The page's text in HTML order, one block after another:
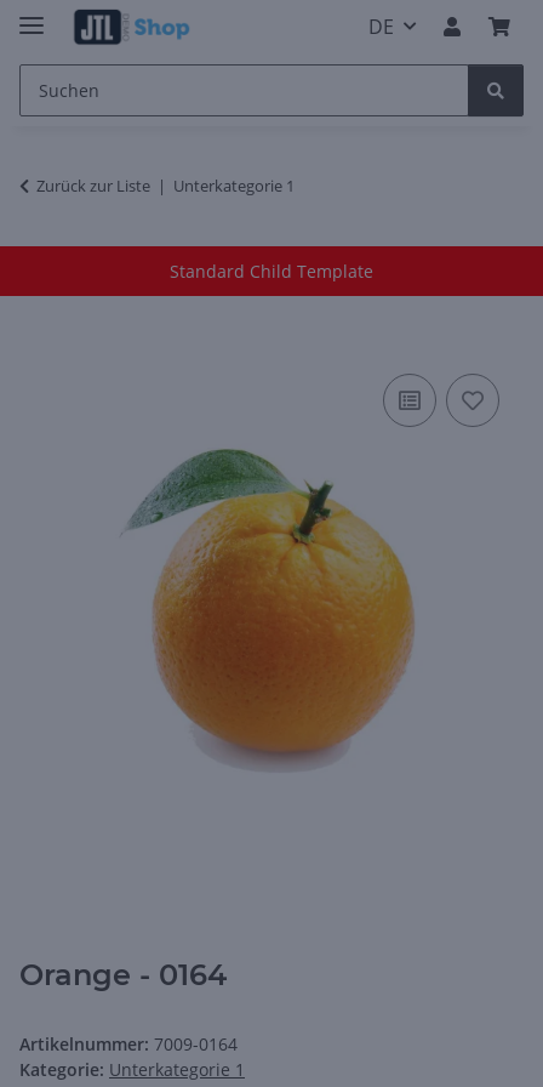
DE
Zurück zur Liste Unterkategorie 1
Standard Child Template
Orange - 0164
Artikelnummer: 7009-0164
Kategorie: Unterkategorie 1